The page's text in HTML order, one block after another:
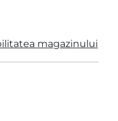
magazinului